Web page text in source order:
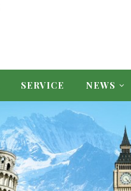
SERVICE NEWS